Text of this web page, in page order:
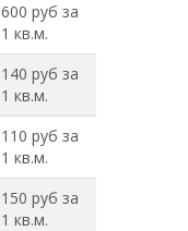
600 руб за
1 кв.м.
140 руб за
1 кв.м.
110 руб за
1 кв.м.
150 руб за
1 кв.м.